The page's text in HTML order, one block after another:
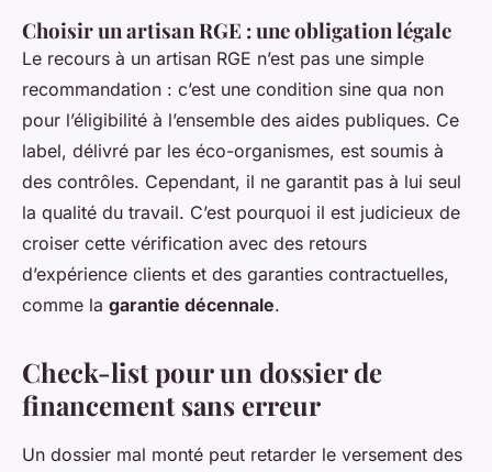
Choisir un artisan RGE : une obligation légale
Le recours à un artisan RGE n’est pas une simple
recommandation : c’est une condition sine qua non
pour l’éligibilité à l’ensemble des aides publiques. Ce
label, délivré par les éco-organismes, est soumis à
des contrôles. Cependant, il ne garantit pas à lui seul
la qualité du travail. C’est pourquoi il est judicieux de
croiser cette vérification avec des retours
d’expérience clients et des garanties contractuelles,
comme la garantie décennale.
Check-list pour un dossier de
financement sans erreur
Un dossier mal monté peut retarder le versement des